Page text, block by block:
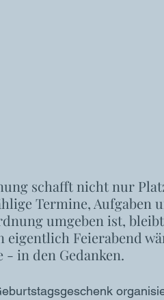
schafft nicht nur
Termine, Aufgaben
umgeben ist,
eigentlich Feierabend
- in den Gedanken.